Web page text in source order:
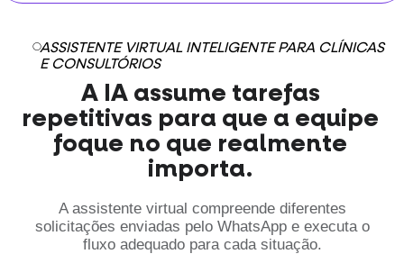
ASSISTENTE VIRTUAL INTELIGENTE PARA CLÍNICAS
E CONSULTÓRIOS
A IA assume tarefas
repetitivas para que a equipe
foque no que realmente
importa.
A assistente virtual compreende diferentes
solicitações enviadas pelo WhatsApp e executa o
fluxo adequado para cada situação.